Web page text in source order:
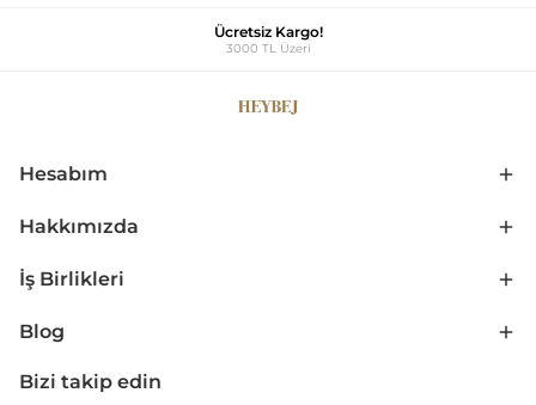
Ücretsiz Kargo!
3000 TL Üzeri
Hesabım
Hakkımızda
İş Birlikleri
Blog
Bizi takip edin